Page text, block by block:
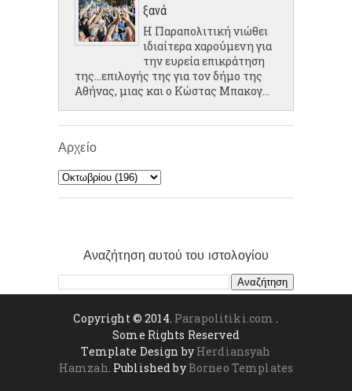
ξανά
Η Παραπολιτική νιώθει
ιδιαίτερα χαρούμενη για
την ευρεία επικράτηση
της...επιλογής της για τον δήμο της
Αθήνας, μιας και ο Κώστας Μπακογ...
Αρχείο
Αναζήτηση αυτού του ιστολογίου
Copyright © 2014. Parapolitiki.com .
Some Rights Reserved
Template Design by Herdiansyah
Hamzah. Published byBorneo Templates